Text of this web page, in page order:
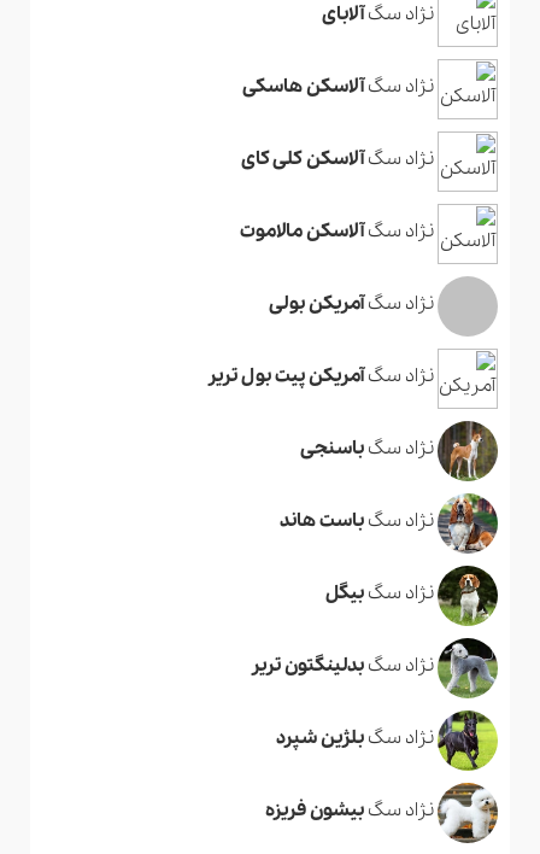
نژاد سگآلابای
نژاد سگآلاسکن هاسکی
نژاد سگآلاسکن کلی کای
نژاد سگآلاسکن مالاموت
نژاد سگآمریکن بولی
نژاد سگآمریکن پیت بول تریر
نژاد سگباسنجی
نژاد سگباست هاند
نژاد سگبیگل
نژاد سگبدلینگتون تریر
نژاد سگبلژین شپرد
نژاد سگبیشون فریزه